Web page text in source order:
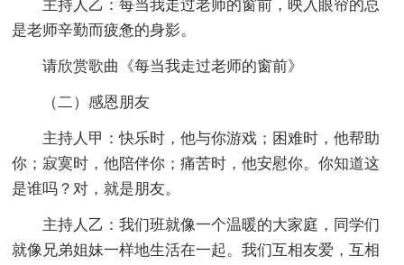
主持人乙：每当我走过老师的窗前，映入眼帘的总
是老师辛勤而疲惫的身影。
请欣赏歌曲《每当我走过老师的窗前》
（二）感恩朋友
主持人甲：快乐时，他与你游戏；困难时，他帮助
你；寂寞时，他陪伴你；痛苦时，他安慰你。你知道这
是谁吗？对，就是朋友。
主持人乙：我们班就像一个温暖的大家庭，同学们
就像兄弟姐妹一样地生活在一起。我们互相友爱，互相